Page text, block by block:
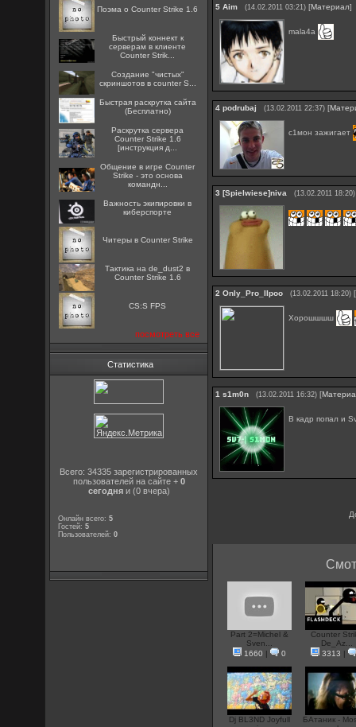
Поэма о Counter Strike 1.6
Быстрый коннект к
серверам в клиенте
Counter Strik...
Создание "чистых"
скриншотов в counter S...
Быстрая раскрутка сайта
(Бесплатно)
Раскрутка сервера
Counter Strike 1.6
[инструкция д...
Общение в игре Counter
Strike - это основа
командн...
Важность экипировки в
киберспорте
Читеры в Counter Strike
Тактика на de_dust2 в
Counter Strike 1.6
CS:S FPS
посмотреть все
Статистика
Всего: 34335 зарегистрированных
пользователей на сайте + 0
сегодняи (0 вчера)
Онлайн всего:5
Гостей:5
Пользователей:0
5 Aim (14.02.2011 03:21) [Материал]
mala4a
4 podrubaj (13.02.2011 22:37) [
с1мон зажигает
3 [Spielwiese]niva (13.02.2011 18:20)
2 Only_Pro_IIpoo (13.02.2011 18:20) [
Хорошшшш
1 s1m0n (13.02.2011 16:32) [
В кадр попал и
Part 2=Michel &
Sven...
1660 | 0
Counter
De_Az...
3313 |
Dj BL3ND Joyfull
БАтаник -